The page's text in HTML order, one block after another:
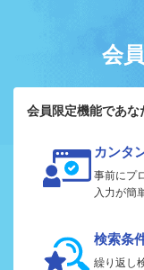
会
会員限定機能であな
カンタ
事前にプ
入力が簡
検索条
繰り返し